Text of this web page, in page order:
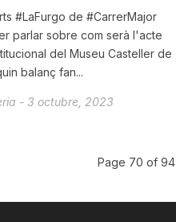
#LaFurgo de #CarrerMajor
parlar sobre com serà l'acte
del Museu Casteller de
balanç fan...
- 3 octubre, 2023
Page 70 of 94